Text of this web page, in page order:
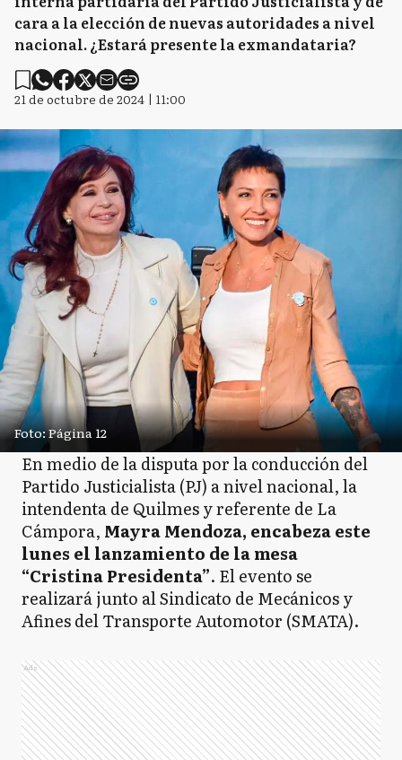
cara a la elección de nuevas autoridades a nivel
nacional. ¿Estará presente la exmandataria?
21 de octubre de 2024 | 11:00
Foto: Página 12
En medio de la disputa por la conducción del
Partido Justicialista (PJ) a nivel nacional, la
intendenta de Quilmes y referente de La
Cámpora, Mayra Mendoza, encabeza este
lunes el lanzamiento de la mesa
“Cristina Presidenta”. El evento se
realizará junto al Sindicato de Mecánicos y
Afines del Transporte Automotor (SMATA).
Ads